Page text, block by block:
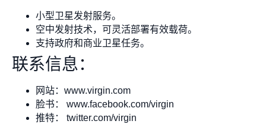
小型卫星发射服务。
空中发射技术，可灵活部署有效载荷。
支持政府和商业卫星任务。
联系信息：
网站：www.virgin.com
脸书： www.facebook.com/virgin
推特： twitter.com/virgin